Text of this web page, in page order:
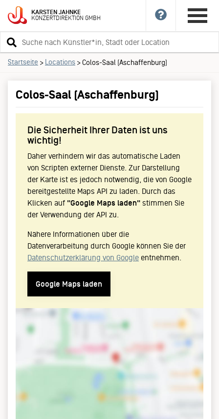
KARSTENJAHNKE
KONZERTDIREKTIONGMBH
Suchbegriff
eingeben
Startseite > Locations >Colos-Saal (Aschaffenburg)
Colos-Saal (Aschaffenburg)
Die Sicherheit Ihrer Daten ist uns
wichtig!
Daher verhindern wir das automatische Laden
von Scripten externer Dienste. Zur Darstellung
der Karte ist es jedoch notwendig, die von Google
bereitgestellte Maps API zu laden. Durch das
Klicken auf "Google Maps laden" stimmen Sie
der Verwendung der API zu.
Nähere Informationen über die
Datenverarbeitung durch Google können Sie der
Datenschutzerklärung von Google entnehmen.
Google Maps laden